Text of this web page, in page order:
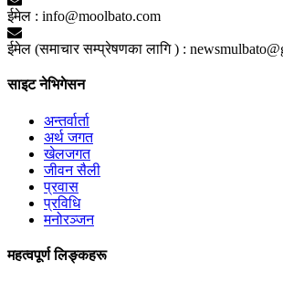
ईमेल : info@moolbato.com
ईमेल (समाचार सम्प्रेषणका लागि ) :
साइट नेभिगेसन
अन्तर्वार्ता
अर्थ जगत
खेलजगत
जीवन सैली
प्रवास
प्रविधि
मनोरञ्जन
महत्वपूर्ण लिङ्कहरू